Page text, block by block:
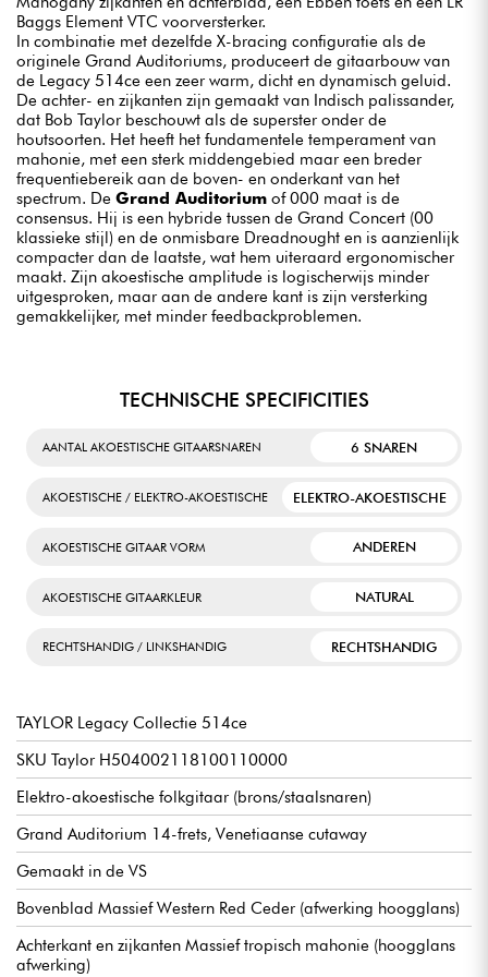
Baggs Element VTC voorversterker.
In combinatie met dezelfde X-bracing configuratie als de
originele Grand Auditoriums, produceert de gitaarbouw van
de Legacy 514ce een zeer warm, dicht en dynamisch geluid.
De achter- en zijkanten zijn gemaakt van Indisch palissander,
dat Bob Taylor beschouwt als de superster onder de
houtsoorten. Het heeft het fundamentele temperament van
mahonie, met een sterk middengebied maar een breder
frequentiebereik aan de boven- en onderkant van het
spectrum. De Grand Auditorium of 000 maat is de
consensus. Hij is een hybride tussen de Grand Concert (00
klassieke stijl) en de onmisbare Dreadnought en is aanzienlijk
compacter dan de laatste, wat hem uiteraard ergonomischer
maakt. Zijn akoestische amplitude is logischerwijs minder
uitgesproken, maar aan de andere kant is zijn versterking
gemakkelijker, met minder feedbackproblemen.
TECHNISCHE SPECIFICITIES
AANTAL AKOESTISCHE GITAARSNAREN 6 SNAREN
AKOESTISCHE / ELEKTRO-AKOESTISCHE ELEKTRO-AKOESTISCHE
AKOESTISCHE GITAAR VORM ANDEREN
AKOESTISCHE GITAARKLEUR NATURAL
RECHTSHANDIG / LINKSHANDIG RECHTSHANDIG
TAYLOR Legacy Collectie 514ce
SKU Taylor H504002118100110000
Elektro-akoestische folkgitaar (brons/staalsnaren)
Grand Auditorium 14-frets, Venetiaanse cutaway
Gemaakt in de VS
Bovenblad Massief Western Red Ceder (afwerking hoogglans)
Achterkant en zijkanten Massief tropisch mahonie (hoogglans
afwerking)